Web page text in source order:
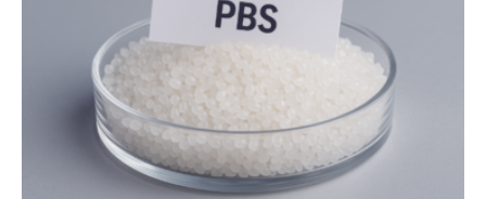
noch auf ein neues Level: Zum ersten Mal haben
Forschende an der Universität Göttingen gemeinsam
mit Kollegen aus Braunschweig, Bremen und der
Schweiz direkt beobachtet, wie in Graphen…